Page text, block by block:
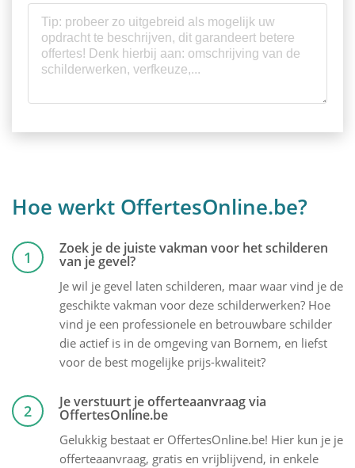
Hoe werkt OffertesOnline.be?
1 Zoek je de juiste vakman voor het schilderen
van je gevel?
Je wil je gevel laten schilderen, maar waar vind je de
geschikte vakman voor deze schilderwerken? Hoe
vind je een professionele en betrouwbare schilder
die actief is in de omgeving van Bornem, en liefst
voor de best mogelijke prijs-kwaliteit?
2 Je verstuurt je offerteaanvraag via
OffertesOnline.be
Gelukkig bestaat er OffertesOnline.be! Hier kun je je
offerteaanvraag, gratis en vrijblijvend, in enkele